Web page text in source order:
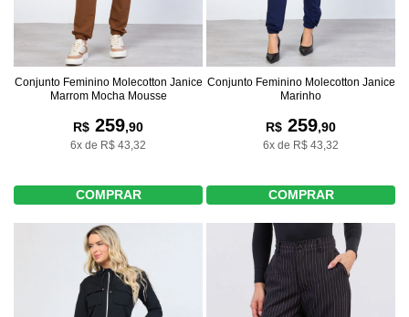
Conjunto Feminino Molecotton Janice
Marrom Mocha Mousse
R$ 259,90
6x de R$ 43,32
COMPRAR
Conjunto Feminino Molecotton Janice
Marinho
R$ 259,90
6x de R$ 43,32
COMPRAR